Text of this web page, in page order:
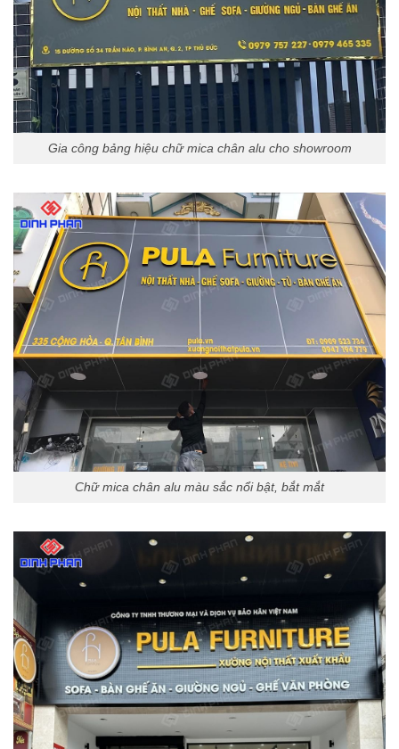
Gia công bảng hiệu chữ mica chân alu cho showroom
Chữ mica chân alu màu sắc nổi bật, bắt mắt